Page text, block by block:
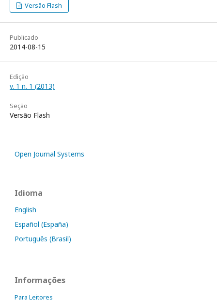
Versão Flash
Publicado
2014-08-15
Edição
v. 1 n. 1 (2013)
Seção
Versão Flash
Open Journal Systems
Idioma
English
Español (España)
Português (Brasil)
Informações
Para Leitores